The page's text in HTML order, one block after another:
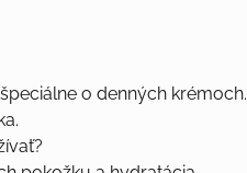
o denných krémoch.